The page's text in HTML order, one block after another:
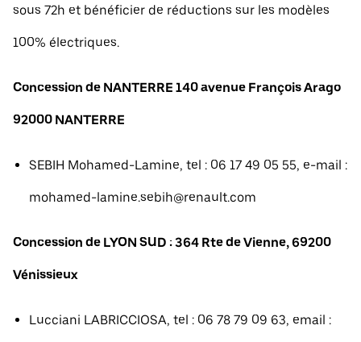
sous 72h et bénéficier de réductions sur les modèles
100% électriques.
Concession de NANTERRE 140 avenue François Arago
92000 NANTERRE
SEBIH Mohamed-Lamine, tel : 06 17 49 05 55, e-mail :
mohamed-lamine.sebih@renault.com
Concession de LYON SUD : 364 Rte de Vienne, 69200
Vénissieux
Lucciani LABRICCIOSA, tel : 06 78 79 09 63, email :